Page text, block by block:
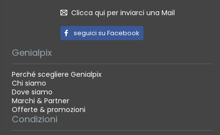
Clicca qui per inviarci una Mail
seguici su Facebook
Genialpix
Perché scegliere Genialpix
Chi siamo
Dove siamo
Marchi & Partner
Offerte & promozioni
Condizioni